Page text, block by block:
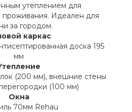
утеплением для
проживания. Идеален для
за городом.
каркас
доска 195
мм
(200 мм), внешние стены
(100 мм)
Окна
70мм Rehau